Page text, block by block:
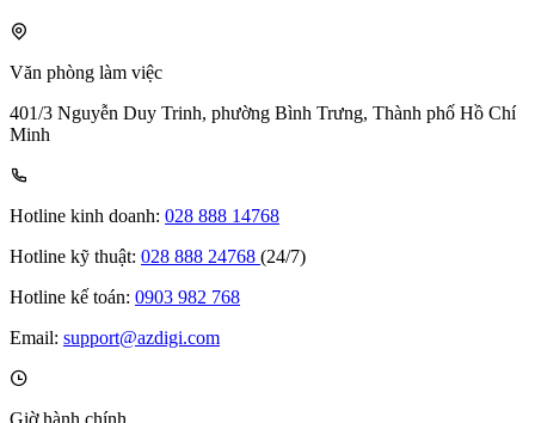
Văn phòng làm việc
401/3 Nguyễn Duy Trinh, phường Bình Trưng, Thành phố Hồ Chí
Minh
Hotline kinh doanh: 028 888 14768
Hotline kỹ thuật: 028 888 24768 (24/7)
Hotline kế toán: 0903 982 768
Email: support@azdigi.com
Giờ hành chính